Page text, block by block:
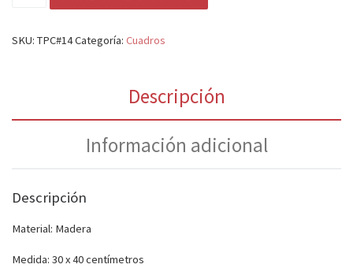
SKU: TPC#14Categoría: Cuadros
Descripción
Información adicional
Descripción
Material: Madera
Medida: 30 x 40 centímetros